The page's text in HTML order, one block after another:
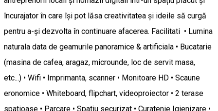
încurajator în care își pot lăsa creativitatea și ideile să curgă
pentru a-și dezvolta în continuare afacerea. Facilitati • Lumina
naturala data de geamurile panoramice & artificiala • Bucatarie
(masina de cafea, aragaz, microunde, loc de servit masa,
etc...) • Wifi • Imprimanta, scanner • Monitoare HD • Scaune
eronomice • Whiteboard, flipchart, videoproiector • 2 terase
spatioase • Parcare • Spatiu securizat • Curatenie Igienizare •